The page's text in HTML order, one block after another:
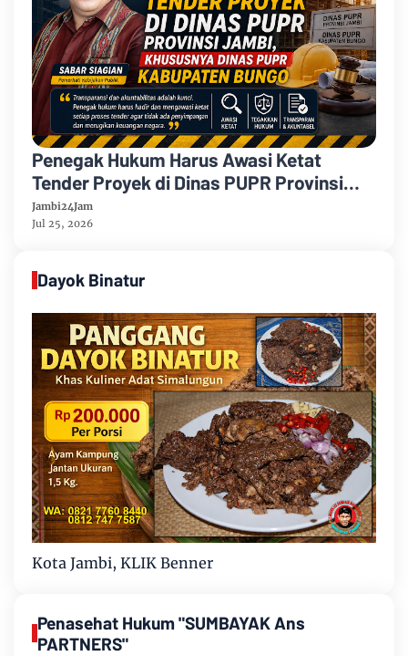
Penegak Hukum Harus Awasi Ketat
Tender Proyek di Dinas PUPR Provinsi
Jambi, Khususnya Dinas PUPR
Kabupaten Bungo
Jambi24Jam
Jul 25, 2026
Dayok Binatur
Kota Jambi, KLIK Benner
Penasehat Hukum "SUMBAYAK Ans
PARTNERS"